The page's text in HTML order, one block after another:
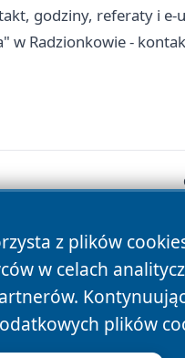
godziny, referaty i e-
w Radzionkowie -
z plików
w celach
plików